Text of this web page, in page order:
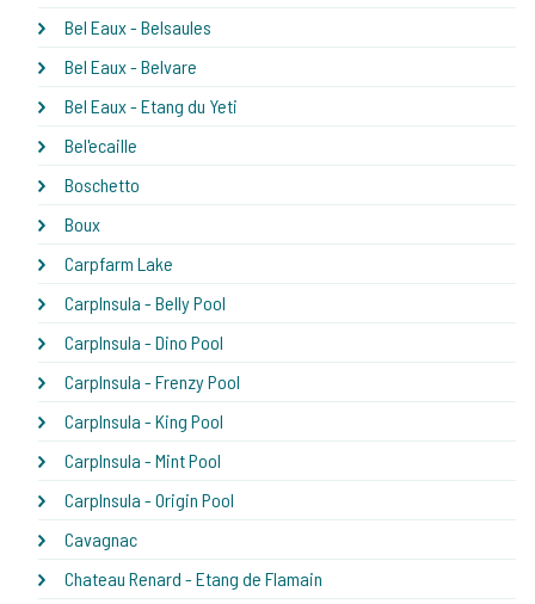
Bel Eaux - Belsaules
Bel Eaux - Belvare
Bel Eaux - Etang du Yeti
Bel'ecaille
Boschetto
Boux
Carpfarm Lake
CarpInsula - Belly Pool
CarpInsula - Dino Pool
CarpInsula - Frenzy Pool
CarpInsula - King Pool
CarpInsula - Mint Pool
CarpInsula - Origin Pool
Cavagnac
Chateau Renard - Etang de Flamain